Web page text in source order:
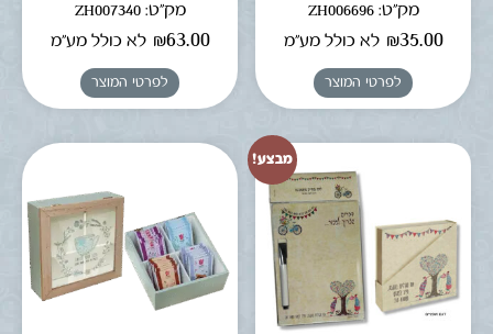
מק"ט: ZH006696
₪35.00 לא כולל מע"מ
לפרטי המוצר
מק"ט: ZH007340
₪63.00 לא כולל מע"מ
לפרטי המוצר
מבצע!